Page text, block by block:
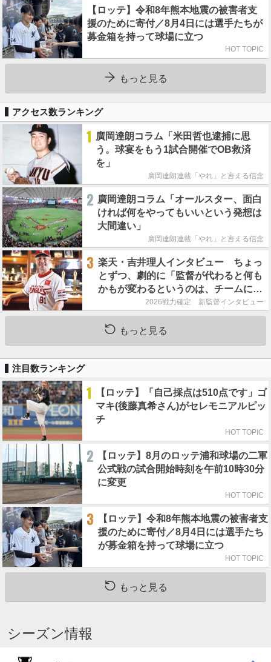
【ロッテ】令和8年熊本地震の被害者支
援のために寄付／8月4日には選手たちが
募金箱を持って球場に立つ
HOT TOPIC
もっと見る
アクセス数ランキング
1 廣岡達朗コラム「米田哲也逮捕に思
う。球宴をもう1試合開催でOB救済
を」
廣岡達朗連載「やれ」と言える信念
2 廣岡達朗コラム「オールスター、面白
ければ何をやってもいいという発想は
大間違い」
廣岡達朗連載「やれ」と言える信念
3 楽天・吉井理人インタビュー ちょっ
とずつ、劇的に「監督が代わると何も
かもが変わるというのは、チームにと
って良くないことなんです」
2026戦力確定 新監督インタビュー
もっと見る
注目数ランキング
1
【ロッテ】「自己採点は510点です」ゴ
マキ(後藤真希さん)がセレモニアルピッ
チ
HOT TOPIC
2
【ロッテ】8月のロッテ浦和球場の二軍
公式戦の試合開始時刻を午前10時30分
に変更
HOT TOPIC
3
【ロッテ】令和8年熊本地震の被害者支
援のために寄付／8月4日には選手たち
が募金箱を持って球場に立つ
HOT TOPIC
もっと見る
シーズン情報